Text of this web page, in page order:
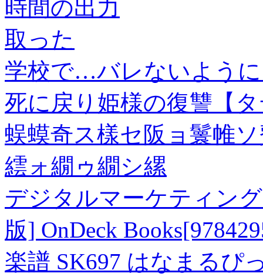
時間の出力
取った
学校で…バレないよう
死に戻り姫様の復讐【
蜈蟆奇ス樣セ阪ョ鬟帷
繧ォ繝ゥ繝シ縲
デジタルマーケティン
版] OnDeck
楽譜 SK697 はなまるぴ